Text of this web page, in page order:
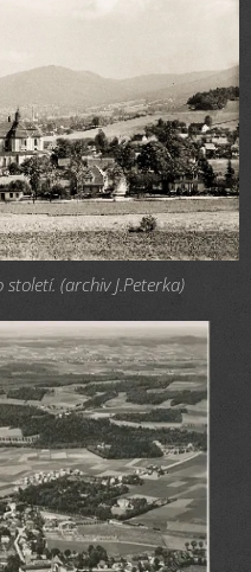
(archiv J.Peterka)